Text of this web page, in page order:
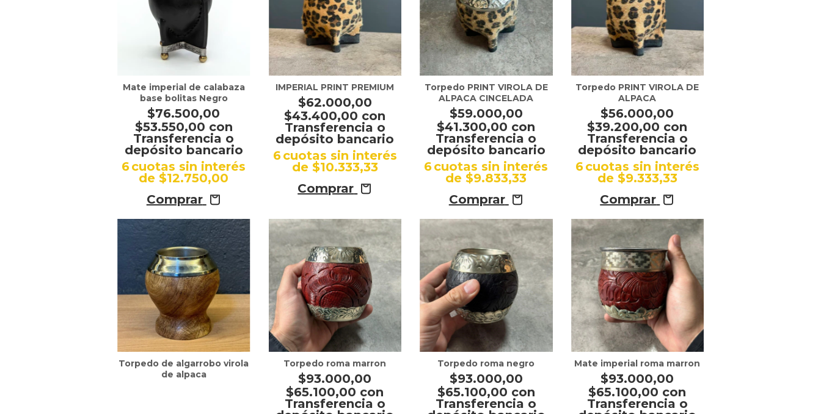
Mate imperial de calabaza
base bolitas Negro
$76.500,00
$53.550,00 con
Transferencia o
depósito bancario
6cuotas sin interés
de$12.750,00
Comprar
IMPERIAL PRINT PREMIUM
$62.000,00
$43.400,00 con
Transferencia o
depósito bancario
6cuotas sin interés
de $10.333,33
Comprar
Torpedo PRINT VIROLA DE
ALPACA CINCELADA
$59.000,00
$41.300,00 con
Transferencia o
depósito bancario
6cuotas sin interés
de$9.833,33
Comprar
Torpedo PRINT VIROLA DE
ALPACA
$56.000,00
$39.200,00 con
Transferencia o
depósito bancario
6cuotas sin interés
de $9.333,33
Comprar
Torpedo de algarrobo virola
de alpaca
Torpedo roma marron
$93.000,00
$65.100,00 con
Transferencia o
Torpedo roma negro
$93.000,00
$65.100,00 con
Transferencia o
Mate imperial roma marron
$93.000,00
$65.100,00 con
Transferencia o